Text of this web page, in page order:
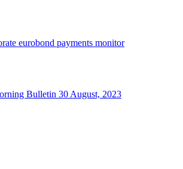
eurobond payments monitor
Bulletin 30 August, 2023